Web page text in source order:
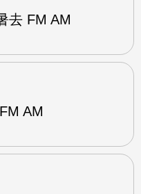
去 FM AM
AM